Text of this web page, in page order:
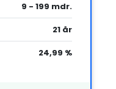
9 - 199 mdr.
21 år
24,99 %